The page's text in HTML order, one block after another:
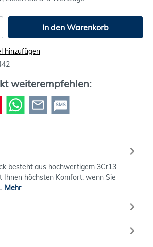
In den Warenkorb
hinzufügen
weiterempfehlen:
SMS
besteht aus hochwertigem 3Cr13
Ihnen höchsten Komfort, wenn Sie
Mehr